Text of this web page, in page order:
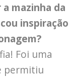
mazinha da
inspiração
Foi uma
permitiu